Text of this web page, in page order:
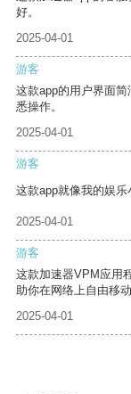
好。
2025-04-01
游客
这款app的用户界面
悉操作。
2025-04-01
游客
这款app就像我的娱乐
2025-04-01
游客
这款加速器VPM应用
助你在网络上自由移动
2025-04-01